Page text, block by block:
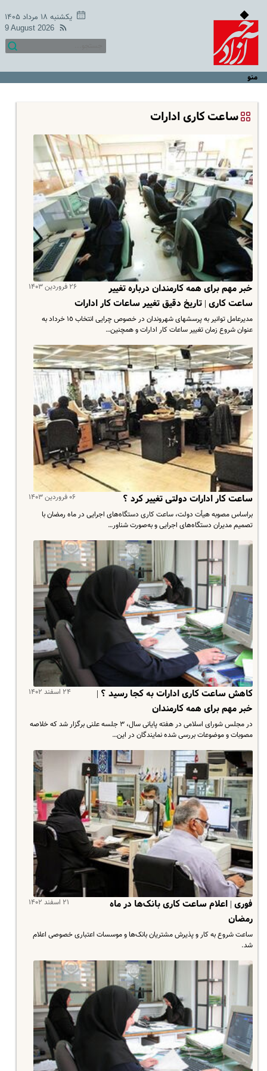
یکشنبه ۱۸ مرداد ۱۴۰۵
9 August 2026
منو
ساعت کاری ادارات
۲۶ فروردین ۱۴۰۳
خبر مهم برای همه کارمندان درباره تغییر
ساعت کاری | تاریخ دقیق تغییر ساعات کار ادارات
مدیرعامل توانیر به پرسشهای شهروندان در خصوص چرایی انتخاب ١٥ خرداد به
عنوان شروع زمان تغییر ساعات کار ادارات و همچنین…
۰۶ فروردین ۱۴۰۳ ساعت کار ادارات دولتی تغییر کرد ؟
براساس مصوبه هیأت دولت، ساعت کاری دستگاه‌های اجرایی در ماه رمضان با
تصمیم مدیران دستگاه‌های اجرایی و به‌صورت شناور…
۲۴ اسفند ۱۴۰۲
کاهش ساعت کاری ادارات به کجا رسید ؟ |
خبر مهم برای همه کارمندان
در مجلس شورای اسلامی در هفته پایانی سال، ۳ جلسه علنی برگزار شد که خلاصه
مصوبات و موضوعات بررسی شده نمایندگان در این…
۲۱ اسفند ۱۴۰۲
فوری | اعلام ساعت کاری بانک‌ها در ماه
رمضان
ساعت شروع به کار و پذیرش مشتریان بانک‌ها و موسسات اعتباری خصوصی اعلام
شد.